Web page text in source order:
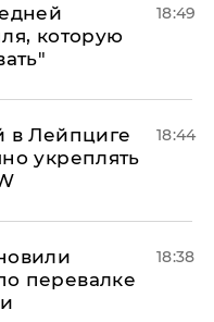
которую
18:49
в Лейпциге
укреплять
18:44
перевалке
18:38